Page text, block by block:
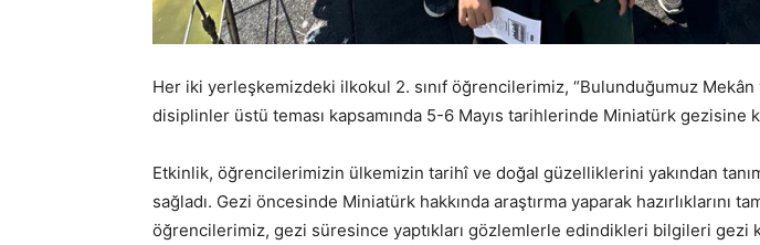
Her iki yerleşkemizdeki ilkokul 2. sınıf öğrencilerimiz, “Bulunduğumuz Mekân
disiplinler üstü teması kapsamında 5-6 Mayıs tarihlerinde Miniatürk gezisine
Etkinlik, öğrencilerimizin ülkemizin tarihî ve doğal güzelliklerini yakından
sağladı. Gezi öncesinde Miniatürk hakkında araştırma yaparak hazırlıklarını
öğrencilerimiz, gezi süresince yaptıkları gözlemlerle edindikleri bilgileri gezi